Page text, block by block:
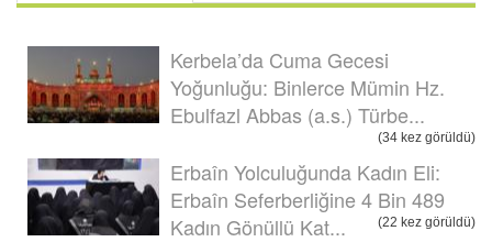
Kerbela’da Cuma Gecesi
Yoğunluğu: Binlerce Mümin Hz.
Ebulfazl Abbas (a.s.) Türbe...
(34 kez görüldü)
Erbaîn Yolculuğunda Kadın Eli:
Erbaîn Seferberliğine 4 Bin 489
Kadın Gönüllü Kat...
(22 kez görüldü)